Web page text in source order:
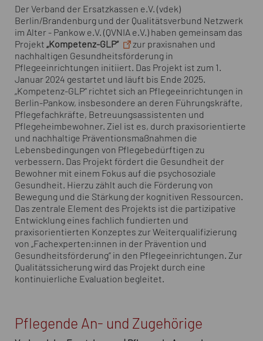
Der Verband der Ersatzkassen e.V. (vdek)
Berlin/Brandenburg und der Qualitätsverbund Netzwerk
im Alter - Pankow e.V. (QVNIA e.V.) haben gemeinsam das
Projekt „Kompetenz-GLP“
zur praxisnahen und
nachhaltigen Gesundheitsförderung in
Pflegeeinrichtungen initiiert. Das Projekt ist zum 1.
Januar 2024 gestartet und läuft bis Ende 2025.
„Kompetenz-GLP“ richtet sich an Pflegeeinrichtungen in
Berlin-Pankow, insbesondere an deren Führungskräfte,
Pflegefachkräfte, Betreuungsassistenten und
Pflegeheimbewohner. Ziel ist es, durch praxisorientierte
und nachhaltige Präventionsmaßnahmen die
Lebensbedingungen von Pflegebedürftigen zu
verbessern. Das Projekt fördert die Gesundheit der
Bewohner mit einem Fokus auf die psychosoziale
Gesundheit. Hierzu zählt auch die Förderung von
Bewegung und die Stärkung der kognitiven Ressourcen.
Das zentrale Element des Projekts ist die partizipative
Entwicklung eines fachlich fundierten und
praxisorientierten Konzeptes zur Weiterqualifizierung
von „Fachexperten:innen in der Prävention und
Gesundheitsförderung“ in den Pflegeeinrichtungen. Zur
Qualitätssicherung wird das Projekt durch eine
kontinuierliche Evaluation begleitet.
Pflegende An- und Zugehörige